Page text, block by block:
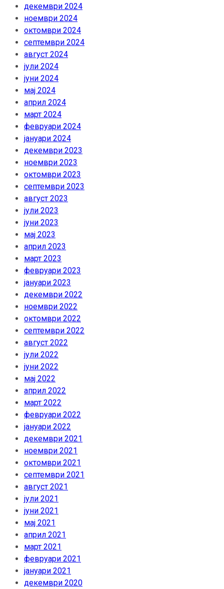
декември 2024
ноември 2024
октомври 2024
септември 2024
август 2024
јули 2024
јуни 2024
мај 2024
април 2024
март 2024
февруари 2024
јануари 2024
декември 2023
ноември 2023
октомври 2023
септември 2023
август 2023
јули 2023
јуни 2023
мај 2023
април 2023
март 2023
февруари 2023
јануари 2023
декември 2022
ноември 2022
октомври 2022
септември 2022
август 2022
јули 2022
јуни 2022
мај 2022
април 2022
март 2022
февруари 2022
јануари 2022
декември 2021
ноември 2021
октомври 2021
септември 2021
август 2021
јули 2021
јуни 2021
мај 2021
април 2021
март 2021
февруари 2021
јануари 2021
декември 2020